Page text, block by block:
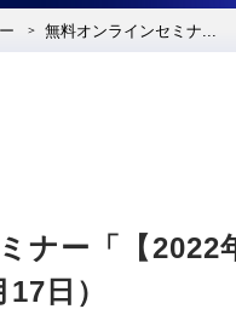
無料オンラインセミナ...
ナー「【2022
日）